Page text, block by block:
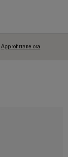
Approfittane ora